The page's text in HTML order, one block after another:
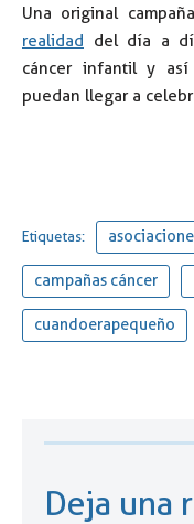
Una original
realidad del día a
cáncer infantil y así
puedan llegar a
Etiquetas:
campañas cáncer
cuandoerapequeño
Deja una